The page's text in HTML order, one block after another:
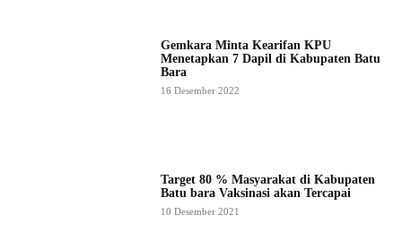
Gemkara Minta Kearifan KPU
Menetapkan 7 Dapil di Kabupaten Batu
Bara
16 Desember 2022
Target 80 % Masyarakat di Kabupaten
Batu bara Vaksinasi akan Tercapai
10 Desember 2021